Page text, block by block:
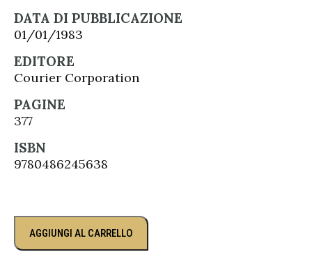
DATA DI PUBBLICAZIONE
01/01/1983
EDITORE
Courier Corporation
PAGINE
377
ISBN
9780486245638
AGGIUNGI AL CARRELLO